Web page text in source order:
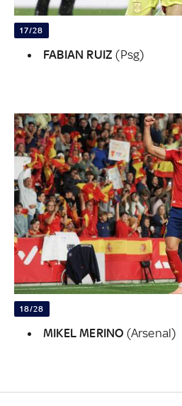
17/28
FABIAN RUIZ(Psg)
18/28
MIKEL MERINO (Arsenal)